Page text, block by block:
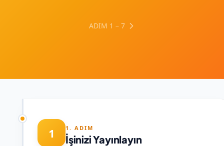
ADIM 1 – 7
1 1. ADIM
İşinizi Yayınlayın